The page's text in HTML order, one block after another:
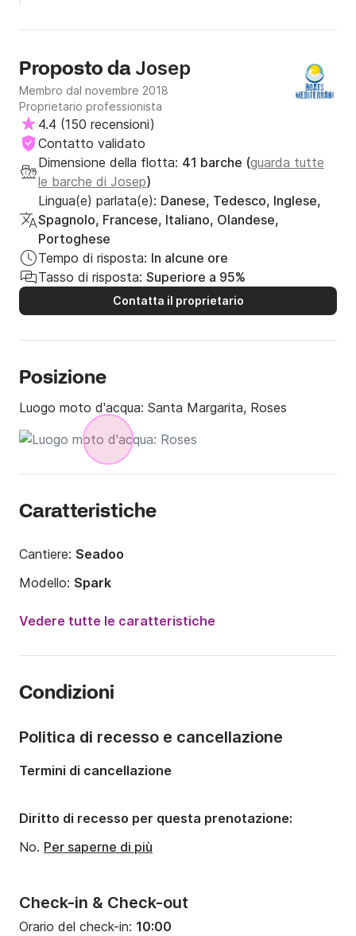
Proposto da Josep
Membro dal novembre 2018
Proprietario professionista
4.4 (150 recensioni)
Contatto validato
Dimensione della flotta: 41 barche (guarda tutte
le barche di Josep)
Lingua(e) parlata(e): Danese, Tedesco, Inglese,
Spagnolo, Francese, Italiano, Olandese,
Portoghese
Tempo di risposta: In alcune ore
Tasso di risposta: Superiore a 95%
Contatta il proprietario
Posizione
Luogo moto d'acqua: Santa Margarita, Roses
Caratteristiche
Cantiere: Seadoo
Modello: Spark
Vedere tutte le caratteristiche
Condizioni
Check-in & Check-out
Orario del check-in: 10:00
Politica di recesso e cancellazione
Termini di cancellazione
Diritto di recesso per questa prenotazione:
No. Per saperne di più